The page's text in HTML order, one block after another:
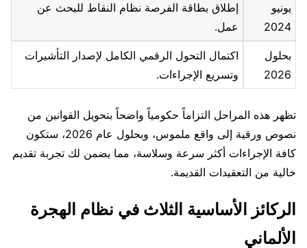
يونيو
2024
إطلاق بطاقة الفرصة نظام النقاط للبحث عن
عمل.
بحلول
2026
اكتمال التحول الرقمي الكامل لإصدار التأشيرات
وتسريع الإجراءات.
تظهر هذه المراحل التزاماً حكومياً واضحاً بتحويل القوانين من
نصوص ورقية إلى واقع ملموس، وبحلول عام 2026، ستكون
كافة الإجراءات أكثر سرعة وسلاسة، مما يضمن لك تجربة تقديم
خالية من التعقيدات القديمة.
الركائز الأساسية الثلاث في نظام الهجرة
الألماني